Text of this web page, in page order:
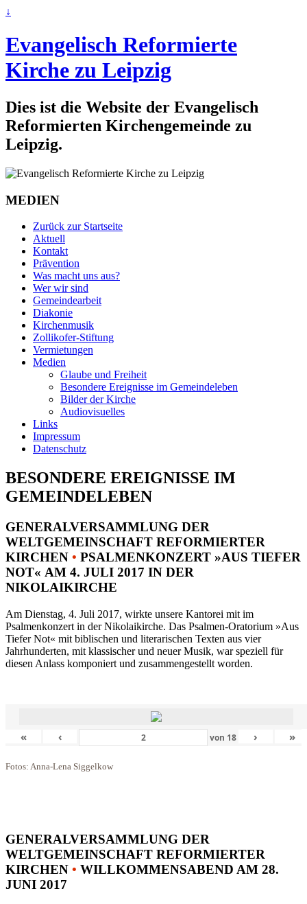
↓
Evangelisch Reformierte
Kirche zu Leipzig
Dies ist die Website der Evangelisch
Reformierten Kirchengemeinde zu
Leipzig.
MEDIEN
Zurück zur Startseite
Aktuell
Kontakt
Prävention
Was macht uns aus?
Wer wir sind
Gemeindearbeit
Diakonie
Kirchenmusik
Zollikofer-Stiftung
Vermietungen
Medien
Glaube und Freiheit
Besondere Ereignisse im Gemeindeleben
Bilder der Kirche
Audiovisuelles
Links
Impressum
Datenschutz
BESONDERE EREIGNISSE IM
GEMEINDELEBEN
GENERALVERSAMMLUNG DER
WELTGEMEINSCHAFT REFORMIERTER
KIRCHEN • PSALMENKONZERT »AUS TIEFER
NOT« AM 4. JULI 2017 IN DER
NIKOLAIKIRCHE
Am Dienstag, 4. Juli 2017, wirkte unsere Kantorei mit im
Psalmenkonzert in der Nikolaikirche. Das Psalmen-Oratorium »Aus
Tiefer Not« mit biblischen und literarischen Texten aus vier
Jahrhunderten, mit klassischer und neuer Musik, war speziell für
diesen Anlass komponiert und zusammengestellt worden.
« ‹ von 18 › »
Fotos: Anna-Lena Siggelkow
GENERALVERSAMMLUNG DER
WELTGEMEINSCHAFT REFORMIERTER
KIRCHEN • WILLKOMMENSABEND AM 28.
JUNI 2017